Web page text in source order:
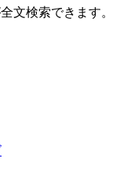
文検索できます。